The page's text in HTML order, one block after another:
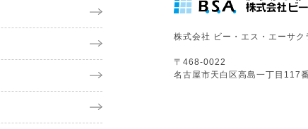
株式会社 ビー・エス・エーサク
〒468-0022
名古屋市天白区高島一丁目117